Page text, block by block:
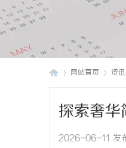
网站首页 资
探索奢
2026-06-11 发